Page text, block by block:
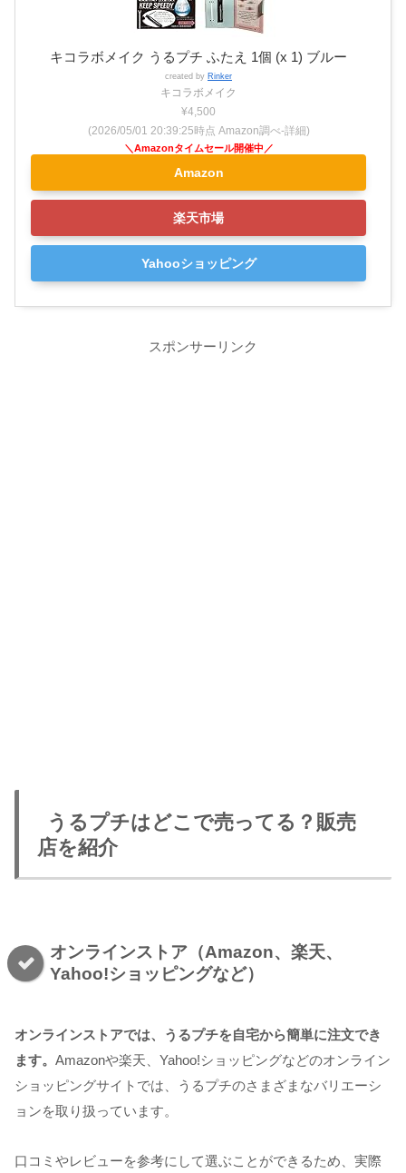
キコラボメイク うるプチ ふたえ 1個 (x 1) ブルー
created by Rinker
キコラボメイク
¥4,500
(2026/05/01 20:39:25時点 Amazon調べ-詳細)
Amazon
楽天市場
Yahooショッピング
スポンサーリンク
うるプチはどこで売ってる？販売
店を紹介
オンラインストア（Amazon、楽天、
Yahoo!ショッピングなど）
オンラインストアでは、うるプチを自宅から簡単に注文でき
ます。 Amazonや楽天、Yahoo!ショッピングなどのオンライン
ショッピングサイトでは、うるプチのさまざまなバリエーシ
ョンを取り扱っています。
口コミやレビューを参考にして選ぶことができるため、実際